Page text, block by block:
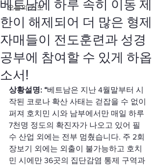
오늘의 기도
베트남에 하루 속히 이동 제
한이 해제되어 더 많은 형제
자매들이 전도훈련과 성경
공부에 참여할 수 있게 하옵
소서!
상황설명: “베트남은 지난 4월말부터 시
작된 코로나 확산 사태는 걷잡을 수 없이
퍼져 호치민 시와 남부에서만 매일 하루
7천명 정도의 확진자가 나오고 있어 필
수 산업 외에는 전부 멈췄습니다. 주 2회
장보기 외에는 외출이 불가능하고 호치
민 시에만 36곳의 집단감염 통제 구역과